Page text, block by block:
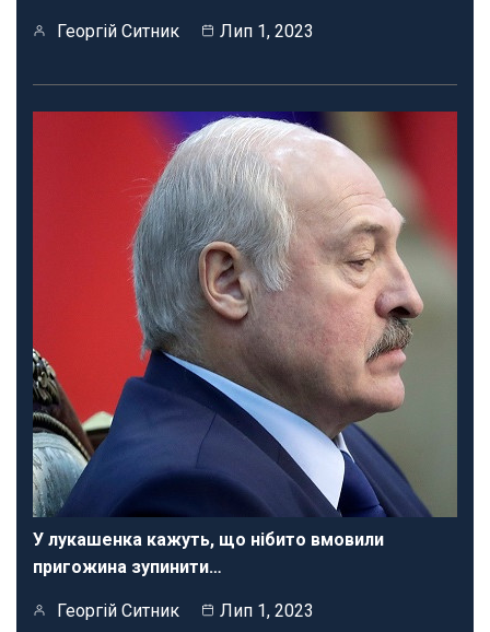
Георгій Ситник Лип 1, 2023
У лукашенка кажуть, що нібито вмовили
пригожина зупинити…
Георгій Ситник Лип 1, 2023